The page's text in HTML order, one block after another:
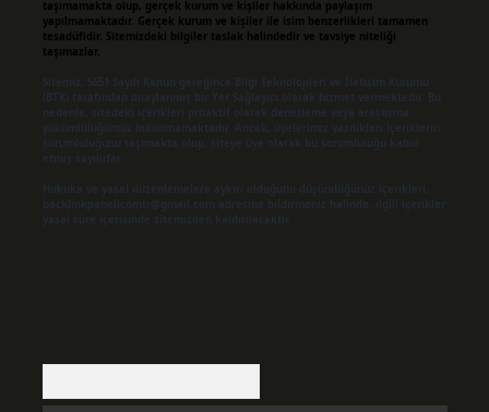
taşımamakta olup, gerçek kurum ve kişiler hakkında paylaşım
yapılmamaktadır. Gerçek kurum ve kişiler ile isim benzerlikleri tamamen
tesadüfidir. Sitemizdeki bilgiler taslak halindedir ve tavsiye niteliği
taşımazlar.
Sitemiz, 5651 Sayılı Kanun gereğince Bilgi Teknolojileri ve İletişim Kurumu
(BTK) tarafından onaylanmış bir Yer Sağlayıcı olarak hizmet vermektedir. Bu
nedenle, sitedeki içerikleri proaktif olarak denetleme veya araştırma
yükümlülüğümüz bulunmamaktadır. Ancak, üyelerimiz yazdıkları içeriklerin
sorumluluğunu taşımakta olup, siteye üye olarak bu sorumluluğu kabul
etmiş sayılırlar.
Hukuka ve yasal düzenlemelere aykırı olduğunu düşündüğünüz içerikleri,
backlinkpanelicomtr@gmail.com
adresine bildirmeniz halinde, ilgili içerikler
yasal süre içerisinde sitemizden kaldırılacaktır.